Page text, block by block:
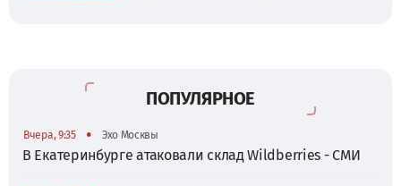
ПОПУЛЯРНОЕ
Вчера, 9:35 • Эхо Москвы
В Екатеринбурге атаковали склад Wildberries - СМИ